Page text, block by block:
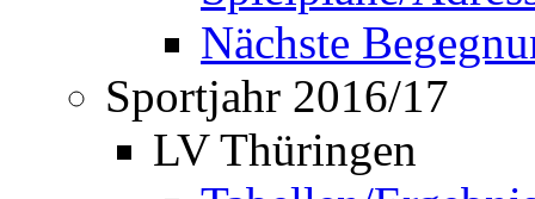
Nächste
Sportjahr 2016/17
LV Thüringen